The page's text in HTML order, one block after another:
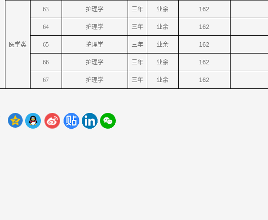
医学类
63 护理学 三年 业余 162
64 护理学 三年 业余 162
65 护理学 三年 业余 162
66 护理学 三年 业余 162
67 护理学 三年 业余 162